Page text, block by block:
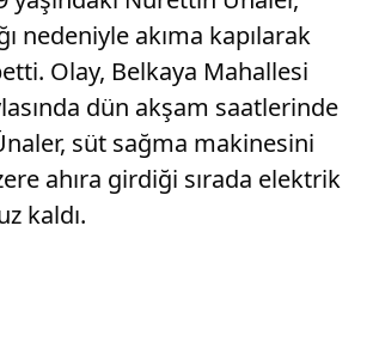
nedeniyle akıma kapılarak
Olay, Belkaya Mahallesi
dün akşam saatlerinde
süt sağma makinesini
ahıra girdiği sırada elektrik
kaldı.